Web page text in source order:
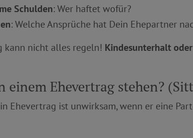
Schulden: Wer haftet wofür?
: Welche Ansprüche hat Dein Ehepartner
kann nicht alles regeln! Kindesunterhalt
einem Ehevertrag stehen?
Ehevertrag ist unwirksam, wenn er eine